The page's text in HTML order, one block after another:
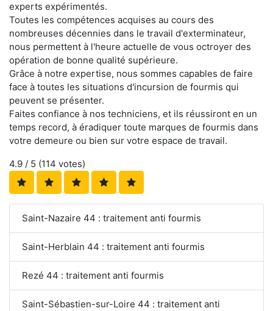
experts expérimentés.
Toutes les compétences acquises au cours des
nombreuses décennies dans le travail d'exterminateur,
nous permettent à l'heure actuelle de vous octroyer des
opération de bonne qualité supérieure.
Grâce à notre expertise, nous sommes capables de faire
face à toutes les situations d'incursion de fourmis qui
peuvent se présenter.
Faites confiance à nos techniciens, et ils réussiront en un
temps record, à éradiquer toute marques de fourmis dans
votre demeure ou bien sur votre espace de travail.
4.9 / 5 (114 votes)
Saint-Nazaire 44 : traitement anti fourmis
Saint-Herblain 44 : traitement anti fourmis
Rezé 44 : traitement anti fourmis
Saint-Sébastien-sur-Loire 44 : traitement anti